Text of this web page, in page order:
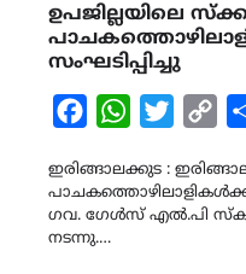
ഉപജില്ലയിലെ
സംഘടിപ്പിച്ചു
FacebookWhatsAppTwitter
ഇരിങ്ങാലക്കുട :
ഗവ. ഗേൾസ് എൽ.പി
നടന്നു.…